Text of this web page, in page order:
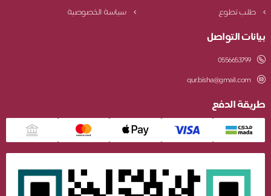
طلب تطوع
سياسة الخصوصية
بيانات التواصل
0556653799
qur.bisha@gmail.com
طريقة الدفع